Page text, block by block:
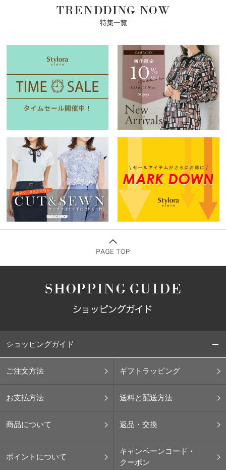
ショッピングガイド
ご注文方法 ギフトラッピング
お支払方法 送料と配送方法
商品について 返品・交換
ポイントについて
キャンペーンコード・
クーポン